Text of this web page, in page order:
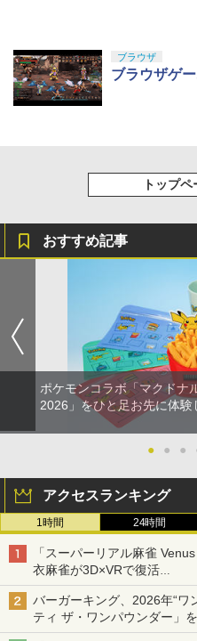
ブラウザ
ブラウザゲ
トップ
おすすめ記事
ポケモンコラボ「マクドナ
2026」をひと足お先に体験
● ● ●
アクセスランキング
1時間 24時間
「スーパーリアル麻雀
衣麻雀が3D×VRで復活
発売から2週間は20%オフに
バーガーキング、2026年“ワ
ティ ザ・ワンパウンダー」
「特製ガーリックマヨソー